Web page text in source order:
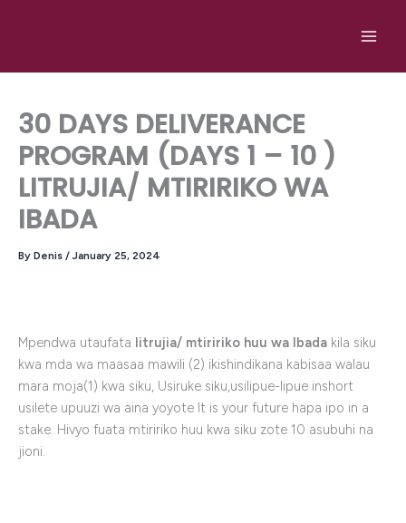
30 DAYS DELIVERANCE
PROGRAM (DAYS 1 – 10 )
LITRUJIA/ MTIRIRIKO WA
IBADA
By Denis /January 25, 2024
Mpendwa utaufata litrujia/ mtiririko huu wa Ibada kila siku
kwa mda wa maasaa mawili (2) ikishindikana kabisaa walau
mara moja(1) kwa siku, Usiruke siku,usilipue-lipue inshort
usilete upuuzi wa aina yoyote It is your future hapa ipo in a
stake. Hivyo fuata mtiririko huu kwa siku zote 10 asubuhi na
jioni.